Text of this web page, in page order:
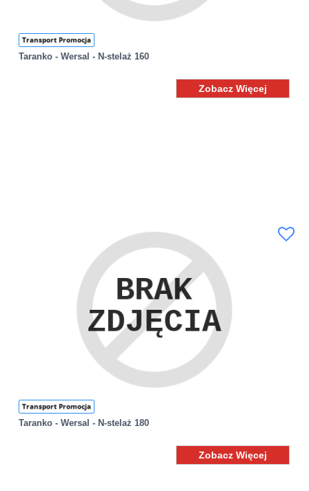
Transport Promocja
Taranko - Wersal - N-stelaż 160
Zobacz Więcej
Transport Promocja
Taranko - Wersal - N-stelaż 180
Zobacz Więcej